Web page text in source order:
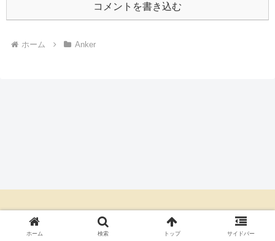
コメントを書き込む
ホーム Anker
お得情報お届けブログ
ホーム 検索 トップ サイドバー